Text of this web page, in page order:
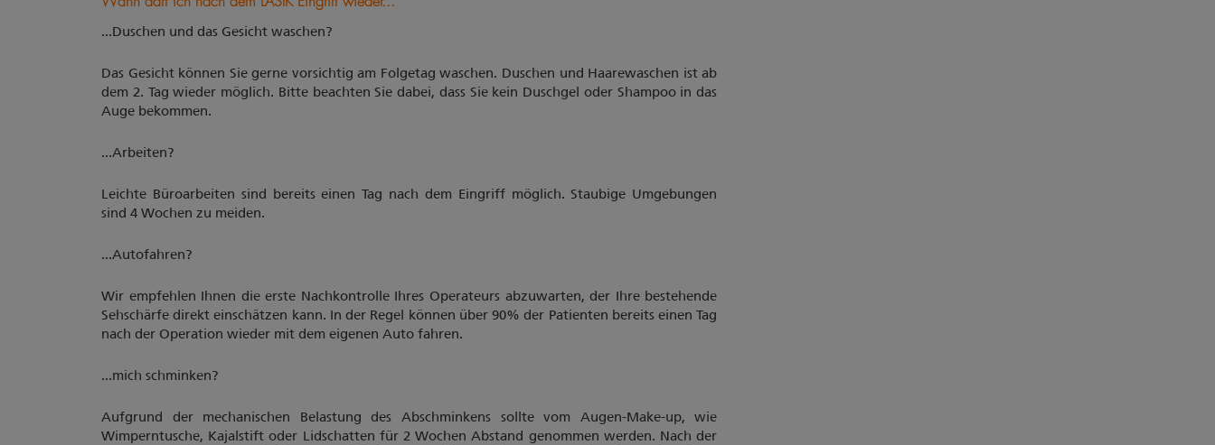
...Duschen und das Gesicht waschen?
Das Gesicht können Sie gerne vorsichtig am Folgetag waschen. Duschen und Haarewaschen ist ab
dem 2. Tag wieder möglich. Bitte beachten Sie dabei, dass Sie kein Duschgel oder Shampoo in das
Auge bekommen.
...Arbeiten?
Leichte Büroarbeiten sind bereits einen Tag nach dem Eingriff möglich. Staubige Umgebungen
sind 4 Wochen zu meiden.
...Autofahren?
Wir empfehlen Ihnen die erste Nachkontrolle Ihres Operateurs abzuwarten, der Ihre bestehende
Sehschärfe direkt einschätzen kann. In der Regel können über 90% der Patienten bereits einen Tag
nach der Operation wieder mit dem eigenen Auto fahren.
...mich schminken?
Aufgrund der mechanischen Belastung des Abschminkens sollte vom Augen-Make-up, wie
Wimperntusche, Kajalstift oder Lidschatten für 2 Wochen Abstand genommen werden. Nach der